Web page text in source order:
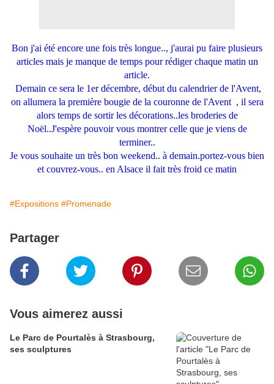
Bon j'ai été encore une fois très longue.., j'aurai pu faire plusieurs
articles mais je manque de temps pour rédiger chaque matin un
article.
Demain ce sera le 1er décembre, début du calendrier de l'Avent,
on allumera la première bougie de la couronne de l'Avent , il sera
alors temps de sortir les décorations..les broderies de
Noël..J'espère pouvoir vous montrer celle que je viens de
terminer..
Je vous souhaite un très bon weekend.. à demain.portez-vous bien
et couvrez-vous.. en Alsace il fait très froid ce matin
#Expositions #Promenade
Partager
Vous aimerez aussi
Le Parc de Pourtalès à Strasbourg,
ses sculptures